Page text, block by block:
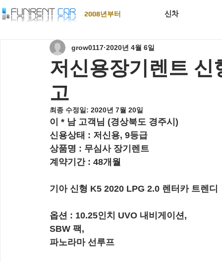
2008년부터 신차
저신용장기렌트
고
grow0117 2020년 4월 6일
최종 수정일: 2020년 7월 20일
이 * 남 고객님 (경상북도 경주시)
신용상태 : 저신용, 9등급
상품명 : 무심사 장기렌트
계약기간 : 48개월
기아 신형 K5 2020 LPG 2.0 렌터카 트렌디
옵션 : 10.25인치 UVO 내비게이션,
SBW 팩,
파노라마 선루프